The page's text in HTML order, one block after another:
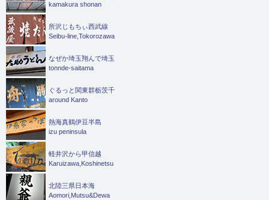
kamakura shonan
所沢じもちぃ西武線
Seibu-line,Tokorozawa
なぜか埼玉翔んで埼玉
tonnde-saitama
ぐるっと関東群栃茨千
around Kanto
熱海真鶴伊豆半島
izu peninsula
軽井沢から甲信越
Karuizawa,Koshinetsu
北陸三県日本海
Aomori,Mutsu&Dewa